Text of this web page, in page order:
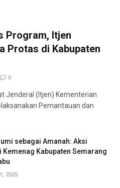
Program, Itjen
Protas di Kabupaten
0
Jenderal (Itjen) Kementerian
Pemantauan dan
sebagai Amanah: Aksi
Kemenag Kabupaten Semarang
2025